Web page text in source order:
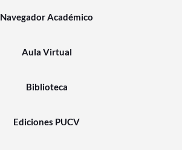
Navegador Académico
Aula Virtual
Biblioteca
Ediciones PUCV